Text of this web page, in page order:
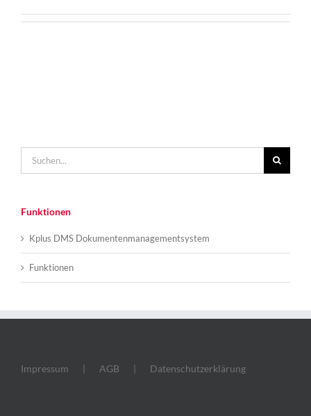
Funktionen
Kplus DMS Dokumentenmanagementsystem
Funktionen
Impressum AGB Datenschutzerklärung